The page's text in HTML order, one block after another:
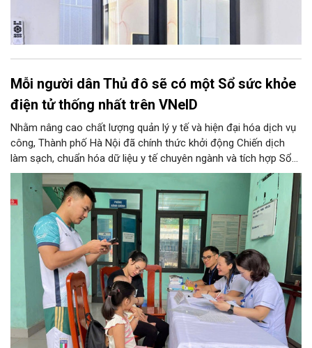
Mỗi người dân Thủ đô sẽ có một Sổ sức khỏe
điện tử thống nhất trên VNeID
Nhằm nâng cao chất lượng quản lý y tế và hiện đại hóa dịch vụ
công, Thành phố Hà Nội đã chính thức khởi động Chiến dịch
làm sạch, chuẩn hóa dữ liệu y tế chuyên ngành và tích hợp Sổ
sức khỏe điện tử trên ứng dụng VNeID. Chương trình trọng điểm
này hứa hẹn giúp mỗi người dân Thủ đô làm chủ một hồ sơ sức
khỏe điện tử duy nhất, cho phép theo dõi và chăm sóc sức
khỏe toàn diện theo vòng đời trên không gian mạng.